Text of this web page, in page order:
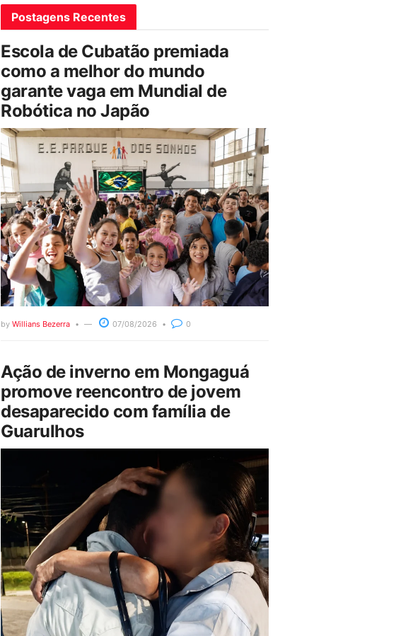
Postagens Recentes
Escola de Cubatão premiada
como a melhor do mundo
garante vaga em Mundial de
Robótica no Japão
by Willians Bezerra 07/08/2026 0
Ação de inverno em Mongaguá
promove reencontro de jovem
desaparecido com família de
Guarulhos